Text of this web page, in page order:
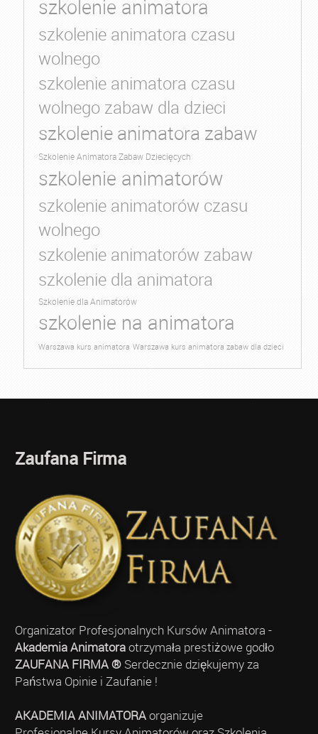
szkolenie animatora
szkolenie animatora czasu
wolnego
szkolenie animatora czasu
wolnego zabaw dla dzieci
szkolenie animatora zabaw
Szkolenie Animatora Zabaw Dziecięcych
szkolenie animatorów
szkolenie animatorów czasu
wolnego
szkolenie animatorów zabaw
szkolenie dla animatora
Szkolenie dla Animatorów
szkolenie na animatora
Warszawa kurs animatora Warszawa kurs animatora zabaw dla dzieci
Zaufana Firma
Organizator Profesjonalnych Kursów Animatora -
Akademia Animatoraotrzymała prestiżowe godło
ZAUFANA FIRMA ®Serdecznie dziękujemy za
Państwa Opinie i Zaufanie !
AKADEMIA ANIMATORAorganizuje